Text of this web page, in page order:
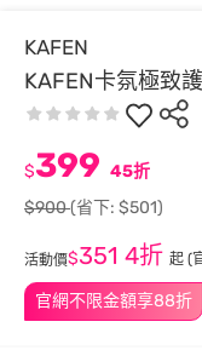
KAFEN
KAFEN卡氛極致
官網不限金額享88折
$399 45折
$900(省下: $501)
活動價$351 4折 起 (